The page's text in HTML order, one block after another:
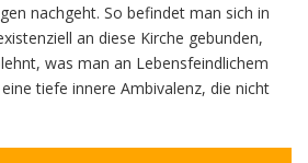
nachgeht. So befindet man sich in
an diese Kirche gebunden,
was man an Lebensfeindlichem
tiefe innere Ambivalenz, die nicht